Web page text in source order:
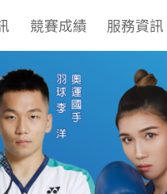
競賽成績 服務資訊